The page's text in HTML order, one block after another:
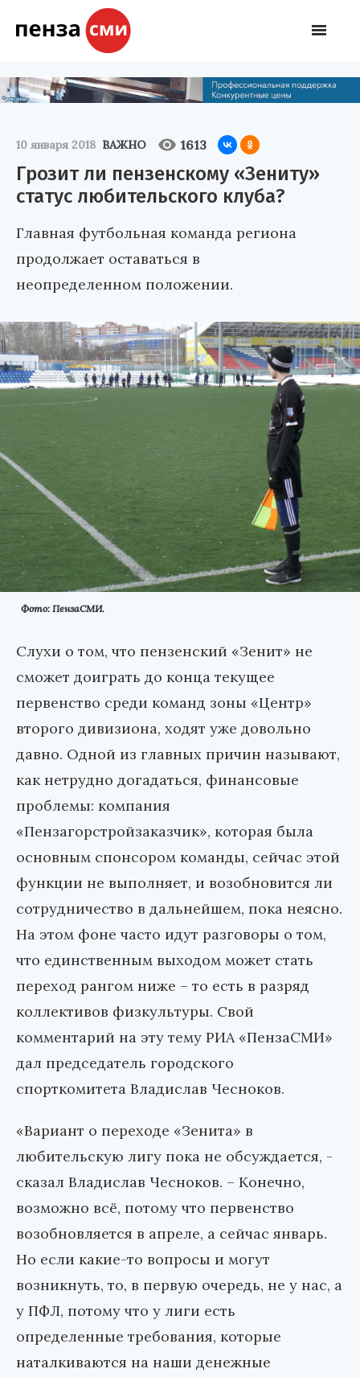
10 января 2018 ВАЖНО 1613
Грозит ли пензенскому «Зениту»
статус любительского клуба?
Главная футбольная команда региона
продолжает оставаться в
неопределенном положении.
Фото: ПензаСМИ.
Слухи о том, что пензенский «Зенит» не
сможет доиграть до конца текущее
первенство среди команд зоны «Центр»
второго дивизиона, ходят уже довольно
давно. Одной из главных причин называют,
как нетрудно догадаться, финансовые
проблемы: компания
«Пензагорстройзаказчик», которая была
основным спонсором команды, сейчас этой
функции не выполняет, и возобновится ли
сотрудничество в дальнейшем, пока неясно.
На этом фоне часто идут разговоры о том,
что единственным выходом может стать
переход рангом ниже – то есть в разряд
коллективов физкультуры. Свой
комментарий на эту тему РИА «ПензаСМИ»
дал председатель городского
спорткомитета Владислав Чесноков.
«Вариант о переходе «Зенита» в
любительскую лигу пока не обсуждается, -
сказал Владислав Чесноков. – Конечно,
возможно всё, потому что первенство
возобновляется в апреле, а сейчас январь.
Но если какие-то вопросы и могут
возникнуть, то, в первую очередь, не у нас, а
у ПФЛ, потому что у лиги есть
определенные требования, которые
наталкиваются на наши денежные